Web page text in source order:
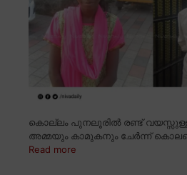
കൊല്ലം പുനലൂരിൽ രണ്ട്
അമ്മയും കാമുകനും ചേർന്ന്
Read more